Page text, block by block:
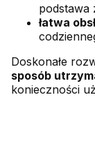
podstawa
łatwa
Doskonałe
sposób
konieczności